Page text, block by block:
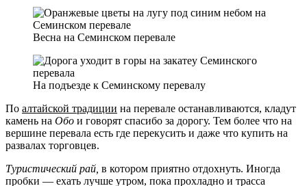
Весна на Семинском перевале
На подъезде к Семинскому перевалу
По алтайской традиции на перевале останавливаются, кладут
камень на Обо и говорят спасибо за дорогу. Тем более что на
вершине перевала есть где перекусить и даже что купить на
развалах торговцев.
Туристический рай, в котором приятно отдохнуть. Иногда
пробки — ехать лучше утром, пока прохладно и трасса